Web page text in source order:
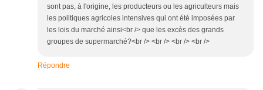
sont pas, à l'origine, les producteurs ou les agriculteurs mais
les politiques agricoles intensives qui ont été imposées par
les lois du marché ainsi<br /> que les excès des grands
groupes de supermarché?<br /> <br /> <br /> <br />
Répondre